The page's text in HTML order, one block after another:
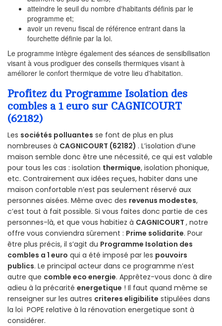
atteindre le seuil du nombre d'habitants définis par le
programme et;
avoir un revenu fiscal de référence entrant dans la
fourchette définie par la loi.
Le programme intègre également des séances de sensibilisation
visant à vous prodiguer des conseils thermiques visant à
améliorer le confort thermique de votre lieu d'habitation.
Profitez du Programme Isolation des
combles a 1 euro sur CAGNICOURT
(62182)
Les sociétés polluantes se font de plus en plus
nombreuses à CAGNICOURT (62182) . L’isolation d’une
maison semble donc être une nécessité, ce qui est valable
pour tous les cas : isolation thermique, isolation phonique,
etc. Contrairement aux idées reçues, habiter dans une
maison confortable n’est pas seulement réservé aux
personnes aisées. Même avec des revenus modestes,
c’est tout à fait possible. Si vous faites donc partie de ces
personnes-là, et que vous habitiez à CAGNICOURT , notre
offre vous conviendra sûrement : Prime solidarite. Pour
être plus précis, il s’agit du Programme Isolation des
combles a 1 euro qui a été imposé par les pouvoirs
publics. Le principal acteur dans ce programme n’est
autre que comble eco energie. Apprêtez-vous donc à dire
adieu à la précarité energetique ! Il faut quand même se
renseigner sur les autres criteres eligibilite stipulées dans
la loi POPE relative à la rénovation energetique sont à
considérer.